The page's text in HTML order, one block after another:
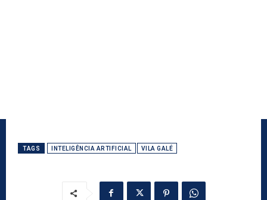
TAGS INTELIGÊNCIA ARTIFICIAL VILA GALÉ